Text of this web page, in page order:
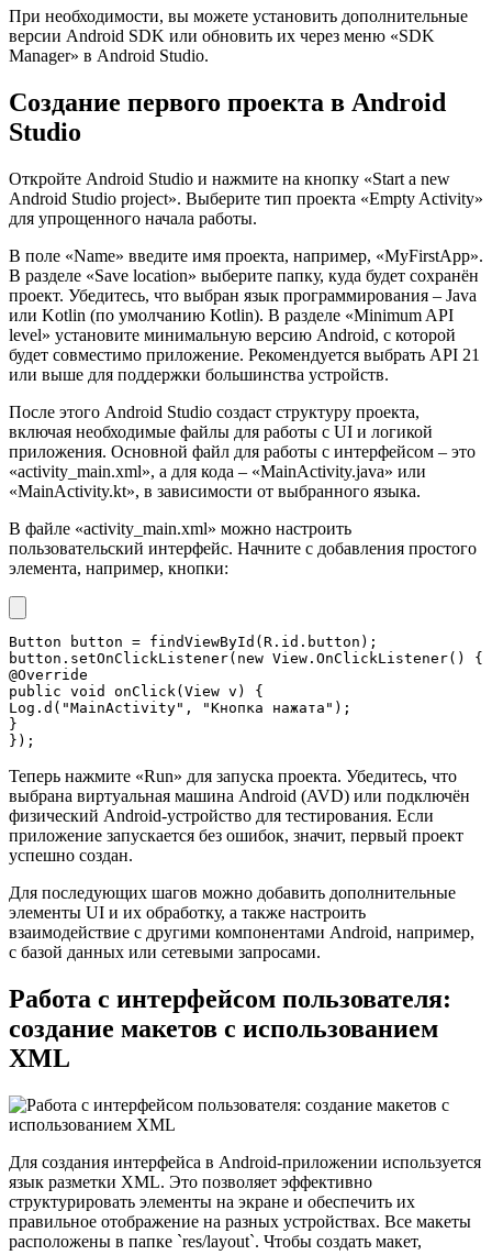
При необходимости, вы можете установить дополнительные
версии Android SDK или обновить их через меню «SDK
Manager» в Android Studio.
Создание первого проекта в Android
Studio
Откройте Android Studio и нажмите на кнопку «Start a new
Android Studio project». Выберите тип проекта «Empty Activity»
для упрощенного начала работы.
В поле «Name» введите имя проекта, например, «MyFirstApp».
В разделе «Save location» выберите папку, куда будет сохранён
проект. Убедитесь, что выбран язык программирования – Java
или Kotlin (по умолчанию Kotlin). В разделе «Minimum API
level» установите минимальную версию Android, с которой
будет совместимо приложение. Рекомендуется выбрать API 21
или выше для поддержки большинства устройств.
После этого Android Studio создаст структуру проекта,
включая необходимые файлы для работы с UI и логикой
приложения. Основной файл для работы с интерфейсом – это
«activity_main.xml», а для кода – «MainActivity.java» или
«MainActivity.kt», в зависимости от выбранного языка.
В файле «activity_main.xml» можно настроить
пользовательский интерфейс. Начните с добавления простого
элемента, например, кнопки:
Button button = findViewById(R.id.button);
button.setOnClickListener(new View.OnClickListener() {
@Override
public void onClick(View v) {
Log.d("MainActivity", "Кнопка нажата");
}
Теперь нажмите «Run» для запуска проекта. Убедитесь, что
выбрана виртуальная машина Android (AVD) или подключён
физический Android-устройство для тестирования. Если
приложение запускается без ошибок, значит, первый проект
успешно создан.
Для последующих шагов можно добавить дополнительные
элементы UI и их обработку, а также настроить
взаимодействие с другими компонентами Android, например,
с базой данных или сетевыми запросами.
Работа с интерфейсом пользователя:
создание макетов с использованием
XML
Для создания интерфейса в Android-приложении используется
язык разметки XML. Это позволяет эффективно
структурировать элементы на экране и обеспечить их
правильное отображение на разных устройствах. Все макеты
расположены в папке `res/layout`. Чтобы создать макет,